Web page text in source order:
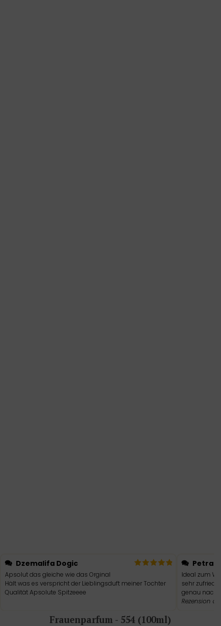
Dzemalifa Dogic
Apsolut das gleiche wie das Orginal
Hält was es verspricht der Lieblingsduft meiner Tochter
Qualität Apsolute Spitzeeee
Petra
Ideal zum
sehr
genau nach
Rezension
Frauenparfum - 554 (100ml)